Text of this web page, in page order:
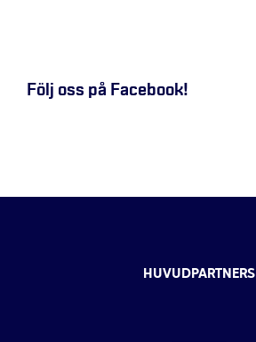
Följ oss på Facebook!
HUVUDPARTNERS